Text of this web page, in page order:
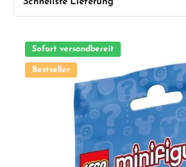
Sofort versandbereit
Bestseller